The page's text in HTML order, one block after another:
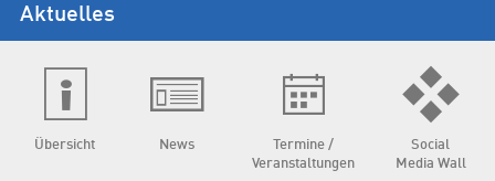
Aktuelles
Übersicht News
Termine /
Veranstaltungen
Social
Media Wall